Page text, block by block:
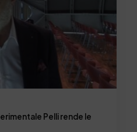
Pelli rende le